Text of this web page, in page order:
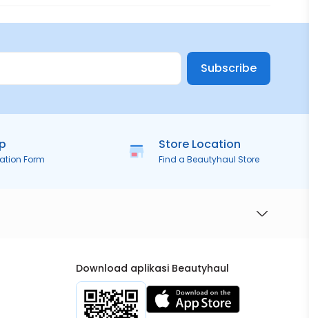
Subscribe
Form
Store Location
Find a Beautyhaul Store
Download aplikasi Beautyhaul